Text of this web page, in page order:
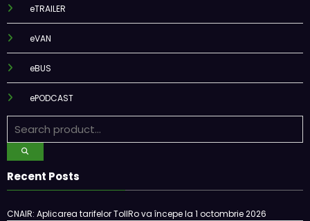
eTRAILER
eVAN
eBUS
ePODCAST
Recent Posts
CNAIR: Aplicarea tarifelor TollRo va începe la 1 octombrie 2026